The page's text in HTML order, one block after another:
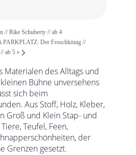
// Rike Schuberty // ab 4
PARKPLATZ: Der Froschkönig //
ab 5 »
Materialen des Alltags und
Bühne unversehens
sich beim
Aus Stoff, Holz, Kleber,
Groß und Klein Stap- und
Teufel, Feen,
der
Grenzen gesetzt.